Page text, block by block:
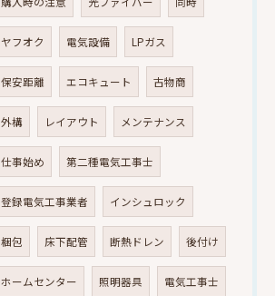
ヤフオク 電気設備 LPガス
保安距離 エコキュート 古物商
外構 レイアウト メンテナンス
仕事始め 第二種電気工事士
登録電気工事業者 インシュロック
梱包 床下配管 断熱ドレン 後付け
ホームセンター 照明器具 電気工事士